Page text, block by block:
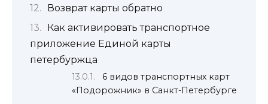
Возврат карты обратно
Как активировать транспортное
приложение Единой карты
петербуржца
6 видов транспортных карт
«Подорожник» в Санкт-Петербурге